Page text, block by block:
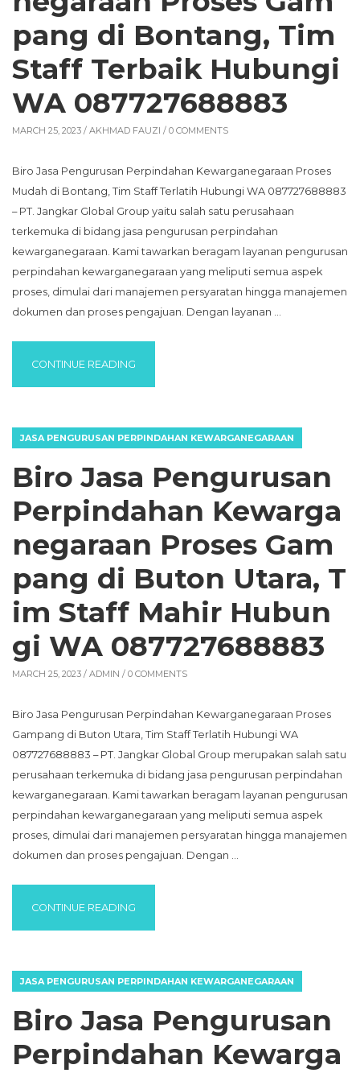
pang di Bontang, Tim
Staff Terbaik Hubungi
WA 087727688883
MARCH 25, 2023 / AKHMAD FAUZI / 0 COMMENTS
Biro Jasa Pengurusan Perpindahan Kewarganegaraan Proses
Mudah di Bontang, Tim Staff Terlatih Hubungi WA 087727688883
– PT. Jangkar Global Group yaitu salah satu perusahaan
terkemuka di bidang jasa pengurusan perpindahan
kewarganegaraan. Kami tawarkan beragam layanan pengurusan
perpindahan kewarganegaraan yang meliputi semua aspek
proses, dimulai dari manajemen persyaratan hingga manajemen
dokumen dan proses pengajuan. Dengan layanan …
CONTINUE READING
JASA PENGURUSAN PERPINDAHAN KEWARGANEGARAAN
Biro Jasa Pengurusan
Perpindahan Kewarga
negaraan Proses Gam
pang di Buton Utara, T
im Staff Mahir Hubun
gi WA 087727688883
MARCH 25, 2023 / ADMIN / 0 COMMENTS
Biro Jasa Pengurusan Perpindahan Kewarganegaraan Proses
Gampang di Buton Utara, Tim Staff Terlatih Hubungi WA
087727688883 – PT. Jangkar Global Group merupakan salah satu
perusahaan terkemuka di bidang jasa pengurusan perpindahan
kewarganegaraan. Kami tawarkan beragam layanan pengurusan
perpindahan kewarganegaraan yang meliputi semua aspek
proses, dimulai dari manajemen persyaratan hingga manajemen
dokumen dan proses pengajuan. Dengan …
CONTINUE READING
JASA PENGURUSAN PERPINDAHAN KEWARGANEGARAAN
Biro Jasa Pengurusan
Perpindahan Kewarga